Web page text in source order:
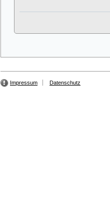
Impressum Datenschutz